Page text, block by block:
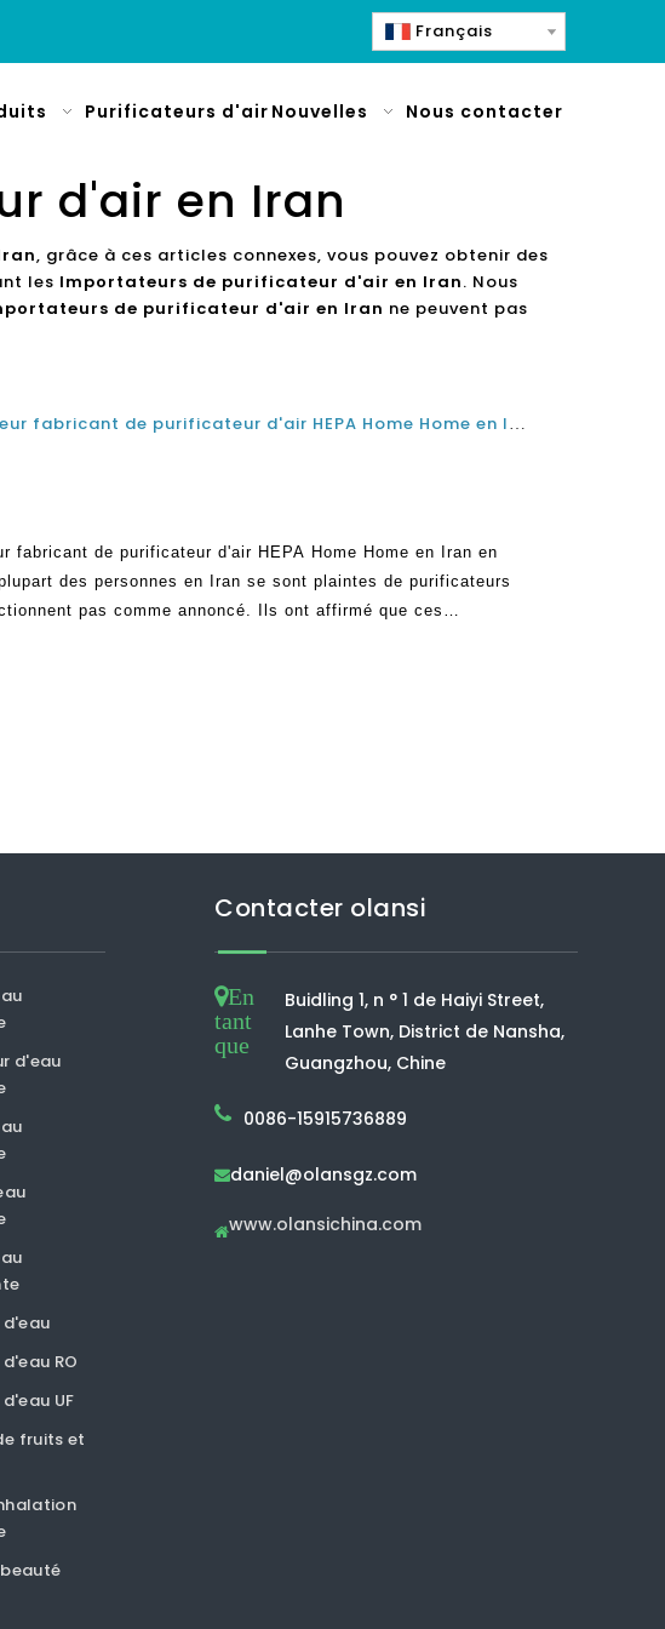
Français
Purificateurs d'air Nouvelles Nous contacter
d'air en Iran
, grâce à ces articles connexes, vous pouvez obtenir des
les Importateurs de purificateur d'air en Iran. Nous
de purificateur d'air en Iran ne peuvent pas
Quel est le meilleur fabricant de purificateur d'air HEPA Home Home en Iran en 2021 et 2022?
fabricant de purificateur d'air HEPA Home Home en Iran en
des personnes en Iran se sont plaintes de purificateurs
pas comme annoncé. Ils ont affirmé que ces
de plier. La vérité c'est que
d'eau
RO
UF
fruits et
Contacter olansi
En
tant
que
Buidling 1, n ° 1 de Haiyi Street,
Lanhe Town, District de Nansha,
Guangzhou, Chine
0086-15915736889
daniel@olansgz.com
www.olansichina.com